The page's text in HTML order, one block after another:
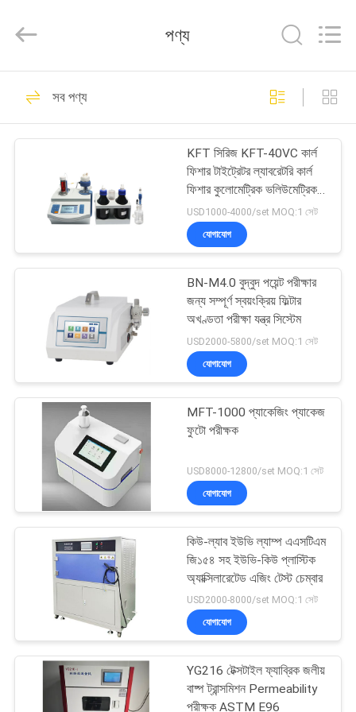
পণ্য
সম্পর্কে
কারখানা
মান
যোগাযোগ
করুন
উদ্ধৃতির
আবেদন
সাইট
Developed
ফ্লেক্সো অফসেট ইনক
33
টিজিএ ডিএসসি সিঙ্ক্রোন
থার্মাল অ্যানালাইজার
16
DSC ডিফারেনশিয়াল স্ক্যানিং
ক্যালোরিমিটার
পাল্প টেস্টিং মেশিন
74
পণ্য
সব পণ্য
KFT সিরিজ KFT-40VC কার্ল
ফিশার টাইট্রেটর ল্যাবরেটরি কার্ল
ফিশার কুলোমেট্রিক ভলিউমেট্রিক
আর্দ্রতা টাইট্রেটর তেল জল সামগ্রী
পরীক্ষা
USD1000-4000/set MOQ:1 সেট
যোগাযোগ
BN-M4.0 বুদ্বুদ পয়েন্ট পরীক্ষার
জন্য সম্পূর্ণ স্বয়ংক্রিয় ফিল্টার
অখণ্ডতা পরীক্ষা যন্ত্র সিস্টেম
USD2000-5800/set MOQ:1 সেট
যোগাযোগ
MFT-1000 প্যাকেজিং প্যাকেজ
ফুটো পরীক্ষক
USD8000-12800/set MOQ:1 সেট
যোগাযোগ
কিউ-ল্যাব ইউভি ল্যাম্প এএসটিএম
জি১৫৪ সহ ইউভি-কিউ প্লাস্টিক
অ্যাক্সিলারেটেড এজিং টেস্ট চেম্বার
USD2000-8000/set MOQ:1 সেট
যোগাযোগ
YG216 টেক্সটাইল ফ্যাব্রিক জলীয়
বাষ্প ট্রান্সমিশন Permeability
পরীক্ষক ASTM E96